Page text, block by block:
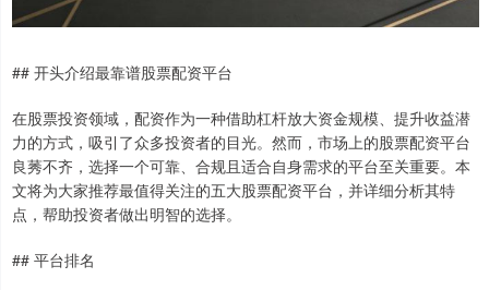
## 开头介绍最靠谱股票配资平台
在股票投资领域，配资作为一种借助杠杆放大资金规模、提升收益潜
力的方式，吸引了众多投资者的目光。然而，市场上的股票配资平台
良莠不齐，选择一个可靠、合规且适合自身需求的平台至关重要。本
文将为大家推荐最值得关注的五大股票配资平台，并详细分析其特
点，帮助投资者做出明智的选择。
## 平台排名